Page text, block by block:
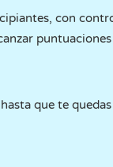
con
que te